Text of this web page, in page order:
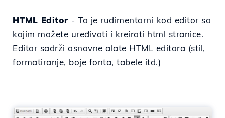
HTML Editor - To je rudimentarni kod editor sa
kojim možete uređivati i kreirati html stranice.
Editor sadrži osnovne alate HTML editora (stil,
formatiranje, boje fonta, tabele itd.)